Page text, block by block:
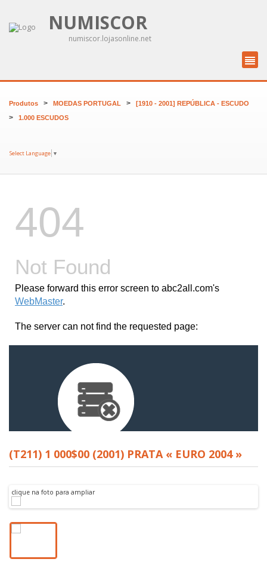
NUMISCOR
numiscor.lojasonline.net
Produtos > MOEDAS PORTUGAL > [1910 - 2001] REPÚBLICA - ESCUDO
> 1.000 ESCUDOS
Select Language ▼
(T211) 1 000$00 (2001) PRATA « EURO 2004 »
clique na foto para ampliar